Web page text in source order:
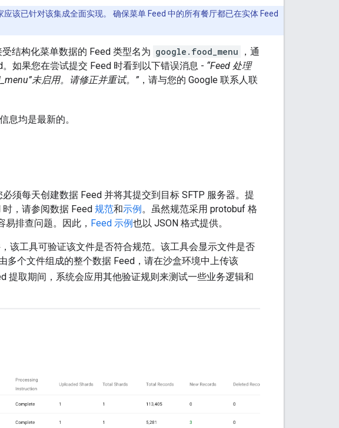
该已针对该集成全面实现。 确保菜单 Feed 中的所有餐厅都已在实体 Feed
结构化菜单数据的 Feed 类型名为 google.food_menu
，通
如果您在尝试提交 Feed 时看到以下错误消息 - “Feed 处理
未启用。请修正并重试。” ，请与您的 Google 联系人联
息均是最新的。
须每天创建数据 Feed 并将其提交到目标 SFTP 服务器。提
，请参阅数据 Feed 规范和示例 。虽然规范采用 protobuf 格
易排查问题。因此， Feed 示例也以 JSON 格式提供。
该工具可验证该文件是否符合规范。该工具会显示文件是否
多个文件组成的整个数据 Feed，请在沙盒环境中上传该
提取期间，系统会应用其他验证规则来测试一些业务逻辑和